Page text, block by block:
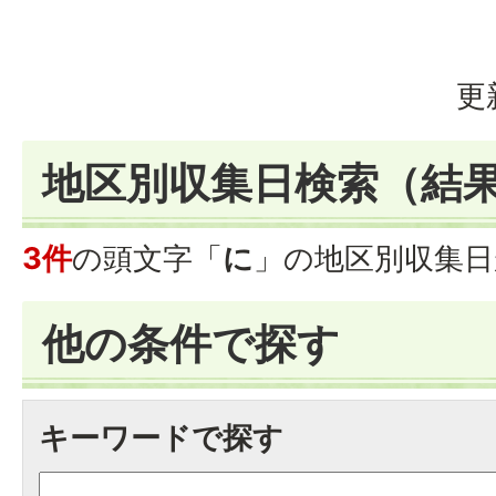
更
地区別収集日検索 （結
3件の頭文字「に 」の地区別収集日
他の条件で探す
キーワードで探す